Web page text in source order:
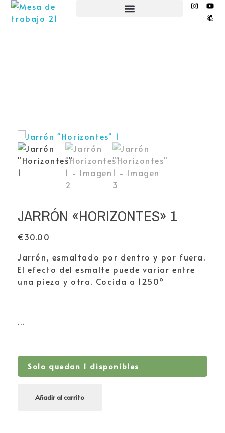
JARRÓN «HORIZONTES» 1
€30.00
Jarrón, esmaltado por dentro y por fuera.
El efecto del esmalte puede variar entre
una pieza y otra. Cocida a 1250º
…
Solo quedan 1 disponibles
Añadir al carrito